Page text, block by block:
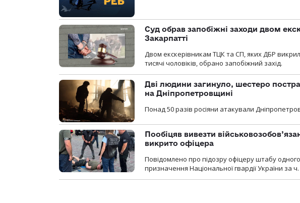
Суд обрав запобіжні заходи двом
Закарпатті
Двом екскерівникам ТЦК та СП, яких ДБР
тисячі чоловіків, обрано запобіжний захід.
Дві людини загинуло, шестеро
на Дніпропетровщині
Понад 50 разів росіяни атакували
Пообіцяв вивезти
викрито офіцера
Повідомлено про підозру офіцеру штабу
призначення Національної гвардії України за